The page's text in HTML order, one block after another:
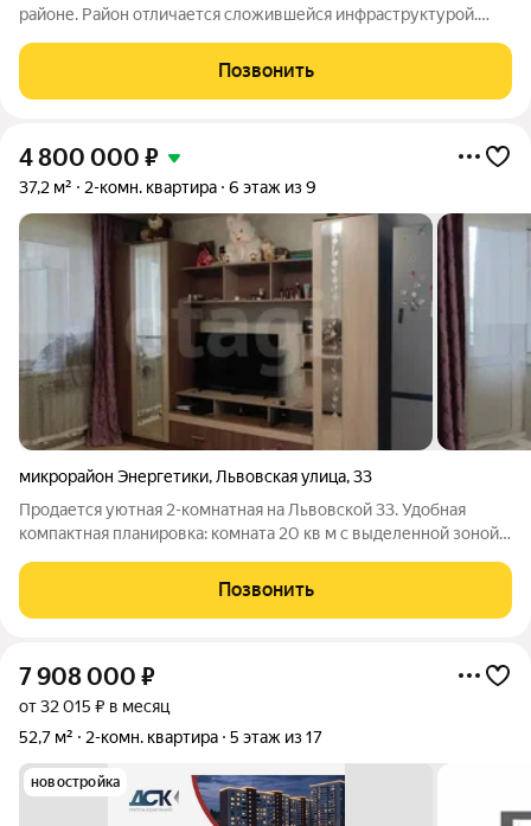
районе. Район отличается сложившейся инфраструктурой.
большой парк с одноименным названием. Развита
транспортная и дорожная сети. Есть
Позвонить
4 800 000 ₽
37,2 м² 2-комн. квартира 6 этаж из 9
микрорайон Энергетики, Львовская улица,33
Продается уютная 2-комнатная на Львовской 33. Удобная
компактная планировка: комната 20 кв м с выделенной зоной
застекленная лоджия. Квартира после капитального ремонта:
заменена электрика и
Позвонить
7 908 000 ₽
от 32 015 ₽ в месяц
52,7 м²
2-комн. квартира 5 этаж из 17
новостройка